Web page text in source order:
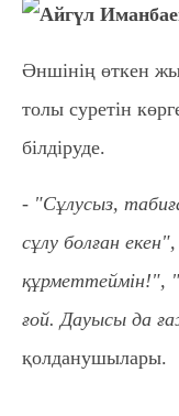
Әншінің өткен
толы суретін
білдіруде.
- "Сұлусыз,
сұлу болған
құрметтеймін!",
ғой. Дауысы да
қолданушылары.